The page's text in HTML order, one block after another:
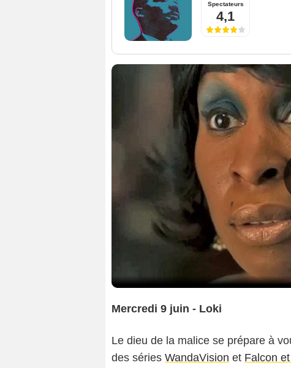
Spectateurs
4,1
Mercredi 9 juin - Loki
Le dieu de la malice se prépare à
des séries WandaVision et Falcon